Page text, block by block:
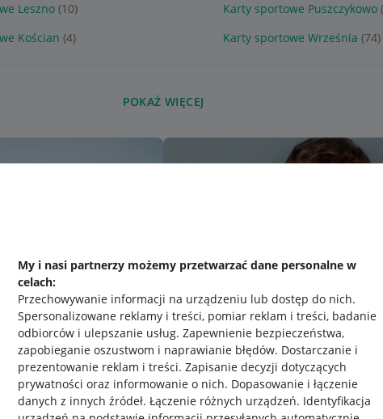
My i nasi partnerzy możemy przetwarzać dane personalne w
celach:
Przechowywanie informacji na urządzeniu lub dostęp do nich.
Spersonalizowane reklamy i treści, pomiar reklam i treści, badanie
odbiorców i ulepszanie usług. Zapewnienie bezpieczeństwa,
zapobieganie oszustwom i naprawianie błędów. Dostarczanie i
prezentowanie reklam i treści. Zapisanie decyzji dotyczących
prywatności oraz informowanie o nich. Dopasowanie i łączenie
danych z innych źródeł. Łączenie różnych urządzeń. Identyfikacja
Leszno (10) Karty sportowe Puszczykowo
Kościan (4) Karty sportowe Września (74)
POKAŻ WIĘCEJ